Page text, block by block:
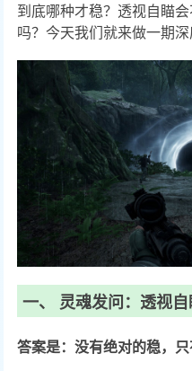
到底哪种才稳？透视自瞄
吗？今天我们就来做一期深
一、 灵魂发问：透视自
答案是：没有绝对的稳，只